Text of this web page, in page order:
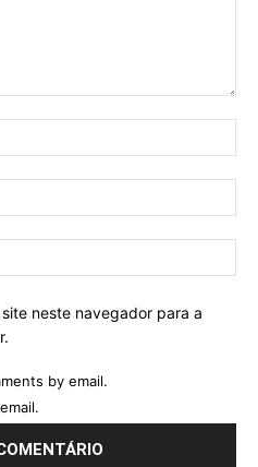
neste navegador para a
by email.